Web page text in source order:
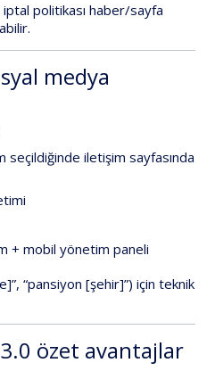
politikası haber/sayfa
medya
seçildiğinde iletişim sayfasında
+ mobil yönetim paneli
“pansiyon [şehir]”) için teknik
özet avantajlar